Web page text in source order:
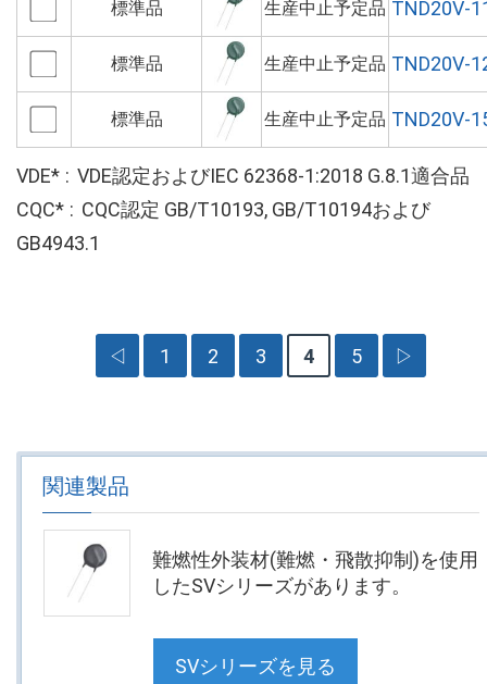
標準品 生産中止予定品 TND20V-
標準品 生産中止予定品 TND20V-
標準品 生産中止予定品 TND20V-
VDE*
VDE認定およびIEC 62368-1:2018 G.8.1適合品
CQC*
CQC認定 GB/T10193, GB/T10194および
GB4943.1
◁ 1 2 3 4 5 ▷
関連製品
難燃性外装材(難燃・飛散抑制)を使用
したSVシリーズがあります。
SVシリーズを見る